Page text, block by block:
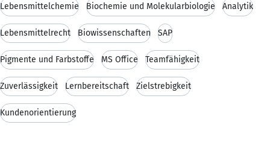
Lebensmittelchemie Biochemie und Molekularbiologie Analytik
Lebensmittelrecht Biowissenschaften SAP
Pigmente und Farbstoffe MS Office Teamfähigkeit
Zuverlässigkeit Lernbereitschaft Zielstrebigkeit
Kundenorientierung